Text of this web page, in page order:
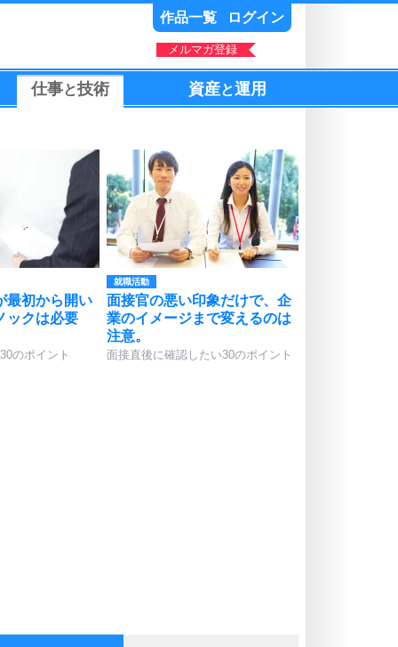
作品一覧 ログイン
メルマガ登録
仕事と技術 資産と運用
最初から開い
ックは必要
のポイント
就職活動
面接官の悪い印象だけで、企
業のイメージまで変えるのは
注意。
面接直後に確認したい30のポイント